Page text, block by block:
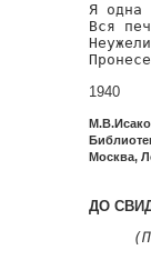
Я одна
Вся
1940
Москва,
ДО